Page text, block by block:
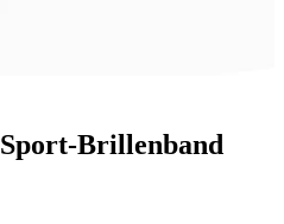
Sport-Brillenband